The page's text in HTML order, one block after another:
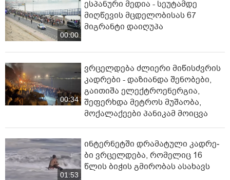
00:00
ესპანური მედია - სეუტამდე
მიღწევის მცდელობისას 67
მიგრანტი დაიღუპა
00:34
ვრცელდება ძლიერი მიწისძვრის
კადრები - დაზიანდა შენობები,
გაითიშა ელექტროენერგია,
შეფერხდა მეტროს მუშაობა,
მოქალაქეები პანიკამ მოიცვა
01:53
ინ­ტერ­ნეტ­ში დრა­მა­ტუ­ლი კად­რე­
ბი ვრცელდება, რომელიც 16
წლის ბიჭის გმირობას ასახავს